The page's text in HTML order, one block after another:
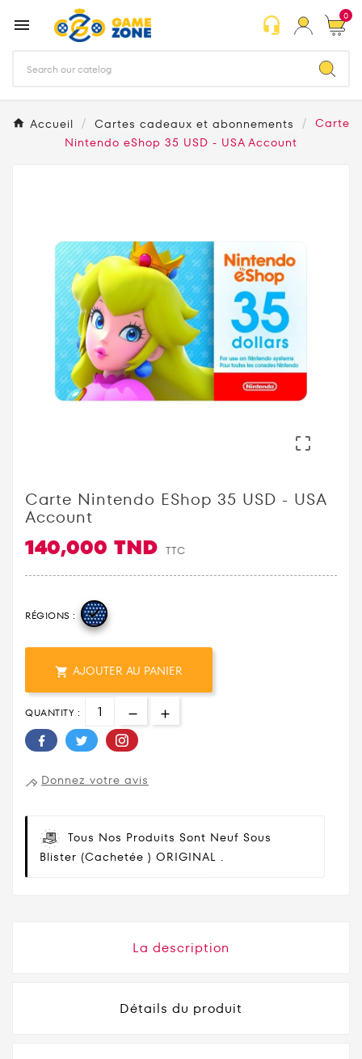
 headset_mic 0
Accueil Cartes cadeaux et abonnements
Carte
Nintendo eShop 35 USD - USA Account

Carte Nintendo EShop 35 USD - USA
Account
140,000 TND TTC
RÉGIONS : 
 AJOUTER AU PANIER
QUANTITY :
Donnez votre avis
Tous Nos Produits Sont Neuf Sous
Blister (cachetée ) ORIGINAL .
La description
Détails du produit